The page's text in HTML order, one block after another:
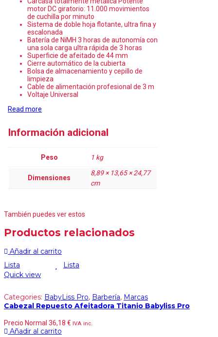
motor DC giratorio: 11.000 movimientos
de cuchilla por minuto
Sistema de doble hoja flotante, ultra fina y
escalonada
Batería de NiMH 3 horas de autonomía con
una sola carga ultra rápida de 3 horas
Superficie de afeitado de 44 mm
Cierre automático de la cubierta
Bolsa de almacenamiento y cepillo de
limpieza
Cable de alimentación profesional de 3 m
Voltaje Universal
Read more
Información adicional
Peso 1 kg
Dimensiones
8,89 × 13,65 × 24,77
cm
También puedes ver estos
Productos relacionados
Añadir al carrito
Lista
Lista
Quick view
Categories: BabyLiss Pro, Barbería, Marcas
Cabezal Repuesto Afeitadora Titanio Babyliss Pro
Precio Normal 36,18 € IVA inc.
Añadir al carrito